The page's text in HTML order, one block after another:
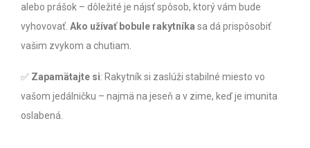
alebo prášok – dôležité je nájsť spôsob, ktorý vám bude
vyhovovať. Ako užívať bobule rakytníka sa dá prispôsobiť
vašim zvykom a chutiam.
✅ Zapamätajte si: Rakytník si zaslúži stabilné miesto vo
vašom jedálničku – najmä na jeseň a v zime, keď je imunita
oslabená.